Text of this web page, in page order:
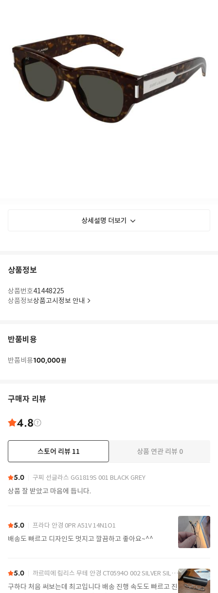
상세설명 더보기
상품정보
상품번호41448225
상품정보상품고시정보 안내
반품비용
반품비용100,000원
구매자 리뷰
4.8
스토어 리뷰 11 상품 연관 리뷰 0
5.0 구찌 선글라스 GG1819S 001 BLACK GREY
상품 잘 받았고 마음에 듭니다.
5.0 프라다 안경 0PR A51V 14N1O1
배송도 빠르고 디자인도 멋지고 깔끔하고 좋아요~^^
5.0 까르띠에 림리스 무테 안경 CT0594O 002 SILVER SILVER TRANSPARENT
구하다 처음 써보는데 최고입니다 배송 진행 속도도 빠르고 진